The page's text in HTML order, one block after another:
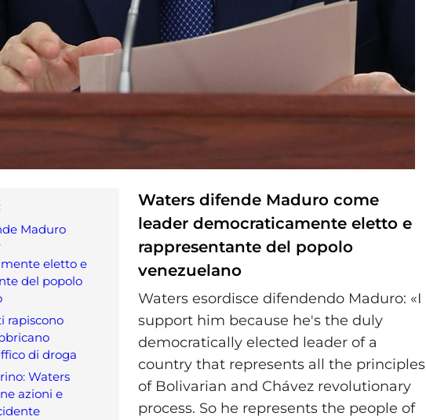
Maduro
eletto e
del popolo
rapiscono
di droga
Waters
azioni e
Waters difende Maduro come
leader democraticamente eletto e
rappresentante del popolo
venezuelano
Waters esordisce difendendo Maduro: «I
support him because he's the duly
democratically elected leader of a
country that represents all the principles
of Bolivarian and Chávez revolutionary
process. So he represents the people of